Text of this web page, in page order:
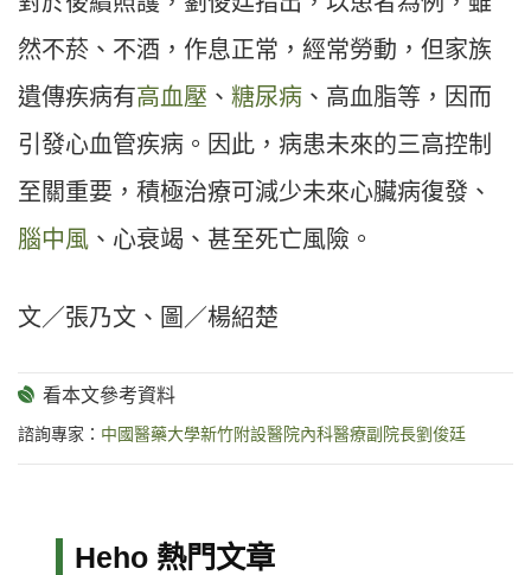
然不菸、不酒，作息正常，經常勞動，但家族
遺傳疾病有高血壓 、 糖尿病 、高血脂等，因而
引發心血管疾病。因此，病患未來的三高控制
至關重要，積極治療可減少未來心臟病復發、
腦中風 、心衰竭、甚至死亡風險。
文／張乃文、圖／楊紹楚
諮詢專家： 中國醫藥大學新竹附設醫院內科醫療副院長劉俊廷
Heho 熱門文章